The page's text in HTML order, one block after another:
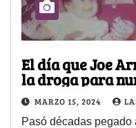
El día que Joe
la droga para
MARZO 15, 2024
Pasó décadas